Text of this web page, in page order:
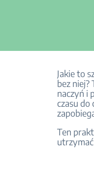
Jakie to
bez niej?
naczyń i
czasu do
Ten